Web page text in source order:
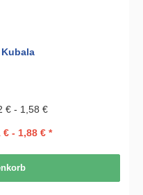
€ - 1,58 €
- 1,88 € *